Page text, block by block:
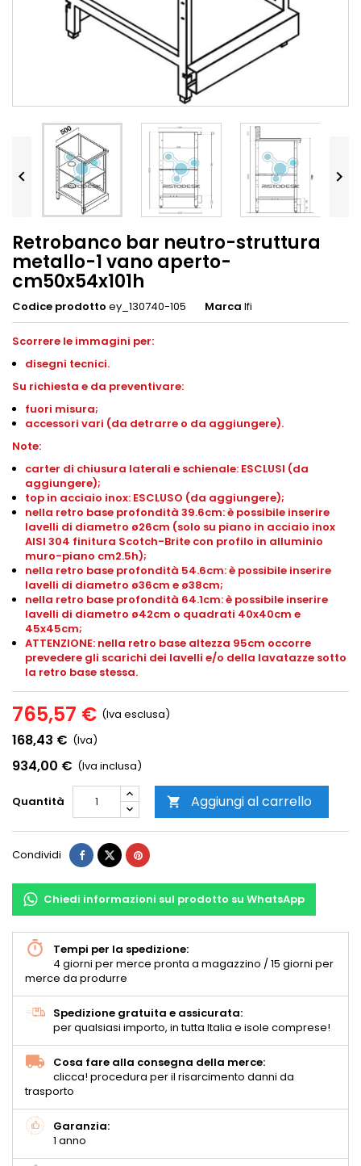
 
Retrobanco bar neutro-struttura
metallo-1 vano aperto-
cm50x54x101h
Codice prodotto ey_130740-105 Marca Ifi
Scorrere le immagini per:
disegni tecnici.
Su richiesta e da preventivare:
fuori misura;
accessori vari (da detrarre o da aggiungere).
Note:
carter di chiusura laterali e schienale: ESCLUSI (da
aggiungere);
top in acciaio inox: ESCLUSO (da aggiungere);
nella retro base profondità 39.6cm: è possibile inserire
lavelli di diametro ø26cm (solo su piano in acciaio inox
AISI 304 finitura Scotch-Brite con profilo in alluminio
muro-piano cm2.5h);
nella retro base profondità 54.6cm: è possibile inserire
lavelli di diametro ø36cm e ø38cm;
nella retro base profondità 64.1cm: è possibile inserire
lavelli di diametro ø42cm o quadrati 40x40cm e
45x45cm;
ATTENZIONE: nella retro base altezza 95cm occorre
prevedere gli scarichi dei lavelli e/o della lavatazze sotto
la retro base stessa.
765,57 € (Iva esclusa)
168,43 € (Iva)
934,00 € (Iva inclusa)
Quantità  Aggiungi al carrello
Condividi
Chiedi informazioni sul prodotto su WhatsApp
Tempi per la spedizione:
4 giorni per merce pronta a magazzino / 15 giorni per
merce da produrre
Spedizione gratuita e assicurata:
per qualsiasi importo, in tutta Italia e isole comprese!
Cosa fare alla consegna della merce:
clicca! procedura per il risarcimento danni da
trasporto
Garanzia:
1 anno